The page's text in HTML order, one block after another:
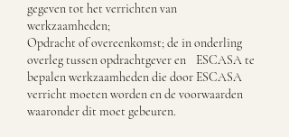
gegeven tot het verrichten van
werkzaamheden;
Opdracht of overeenkomst; de in onderling
overleg tussen opdrachtgever en ESCASA te
bepalen werkzaamheden die door ESCASA
verricht moeten worden en de voorwaarden
waaronder dit moet gebeuren.